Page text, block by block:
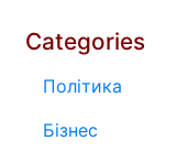
Categories
Політика
Бізнес